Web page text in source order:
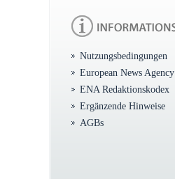
Nutzungsbedingungen
European News Agency
ENA Redaktionskodex
Ergänzende Hinweise
AGBs